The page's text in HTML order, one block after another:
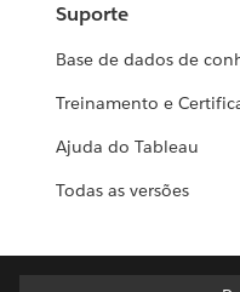
Suporte
Base de dados de
Treinamento e
Ajuda do Tableau
Todas as versões